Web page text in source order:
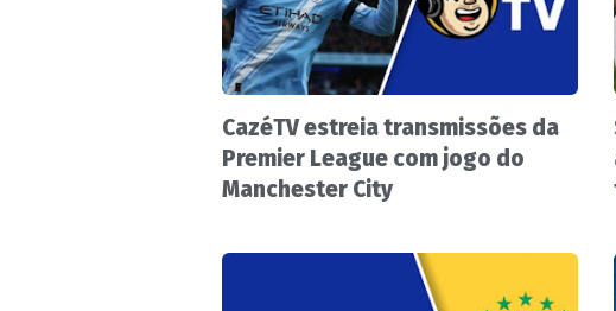
CazéTV estreia transmissões da
Premier League com jogo do
Manchester City